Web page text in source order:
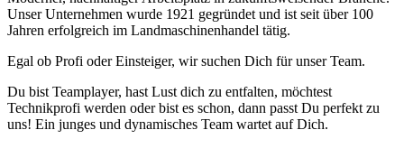
Unser Unternehmen wurde 1921 gegründet und ist seit über 100
Jahren erfolgreich im Landmaschinenhandel tätig.
Egal ob Profi oder Einsteiger, wir suchen Dich für unser Team.
Du bist Teamplayer, hast Lust dich zu entfalten, möchtest
Technikprofi werden oder bist es schon, dann passt Du perfekt zu
uns! Ein junges und dynamisches Team wartet auf Dich.